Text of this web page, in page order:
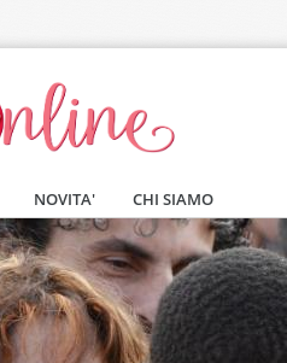
NOVITA' CHI SIAMO